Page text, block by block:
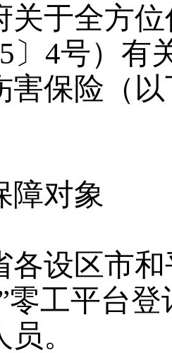
关于全方
〕4号）有
害保险（
对象
区市和
零工平台
。